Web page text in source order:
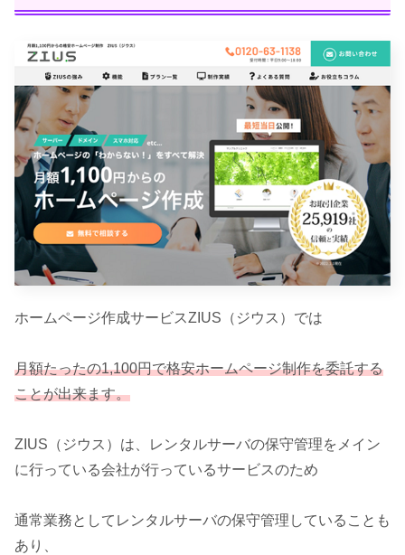
ホームページ作成サービスZIUS（ジウス）では
月額たったの1,100円で格安ホームページ制作を委託する
ことが出来ます。
ZIUS（ジウス）は、レンタルサーバの保守管理をメイン
に行っている会社が行っているサービスのため
通常業務としてレンタルサーバの保守管理していることも
あり、